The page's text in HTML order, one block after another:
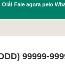
Missão
Serviços
Mais Serviços
Olá! Fale agora pelo